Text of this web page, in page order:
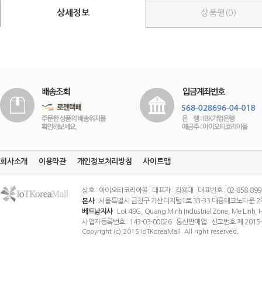
상세정보 상품평(0)
회사소개 이용약관 개인정보처리방침 사이트맵
상호 : 아이오티코리아몰 대표자 : 김용대 대표번호 : 02-858-
본사: 서울특별시 금천구 가산디지털1로 33-33 대륭테크노타운
베트남지사: Lot 49G, Quang Minh Industrial Zone, Me Linh,
사업자등록번호 : 143-03-00026 통신판매업 : 신고번호 제
Copyright (c) 2015 IoTKoreaMall. All right reserved.